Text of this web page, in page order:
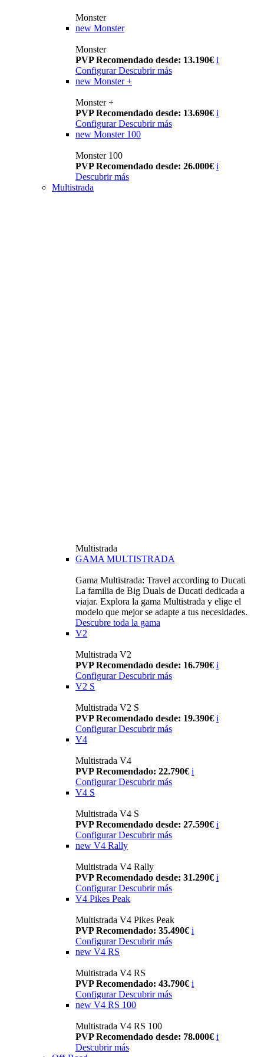
Monster
new Monster
Monster
PVP Recomendado desde: 13.190€ i
Configurar Descubrir más
new Monster +
Monster +
PVP Recomendado desde: 13.690€ i
Configurar Descubrir más
new Monster 100
Monster 100
PVP Recomendado desde: 26.000€ i
Descubrir más
Multistrada
Multistrada
GAMA MULTISTRADA
Gama Multistrada: Travel according to Ducati
La familia de Big Duals de Ducati dedicada a
viajar. Explora la gama Multistrada y elige el
modelo que mejor se adapte a tus necesidades.
Descubre toda la gama
V2
Multistrada V2
PVP Recomendado desde: 16.790€ i
Configurar Descubrir más
V2 S
Multistrada V2 S
PVP Recomendado desde: 19.390€ i
Configurar Descubrir más
V4
Multistrada V4
PVP Recomendado: 22.790€ i
Configurar Descubrir más
V4 S
Multistrada V4 S
PVP Recomendado desde: 27.590€ i
Configurar Descubrir más
new V4 Rally
Multistrada V4 Rally
PVP Recomendado desde: 31.290€ i
Configurar Descubrir más
V4 Pikes Peak
Multistrada V4 Pikes Peak
PVP Recomendado: 35.490€ i
Configurar Descubrir más
new V4 RS
Multistrada V4 RS
PVP Recomendado: 43.790€ i
ConfigurarDescubrir más
new V4 RS 100
Multistrada V4 RS 100
PVP Recomendado desde: 78.000€ i
Descubrir más